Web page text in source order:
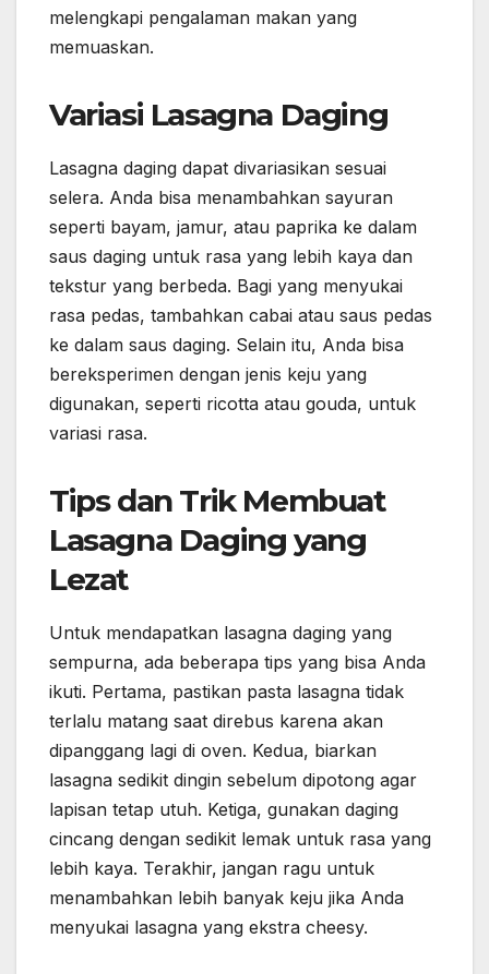
melengkapi pengalaman makan yang
memuaskan.
Variasi Lasagna Daging
Lasagna daging dapat divariasikan sesuai
selera. Anda bisa menambahkan sayuran
seperti bayam, jamur, atau paprika ke dalam
saus daging untuk rasa yang lebih kaya dan
tekstur yang berbeda. Bagi yang menyukai
rasa pedas, tambahkan cabai atau saus pedas
ke dalam saus daging. Selain itu, Anda bisa
bereksperimen dengan jenis keju yang
digunakan, seperti ricotta atau gouda, untuk
variasi rasa.
Tips dan Trik Membuat
Lasagna Daging yang
Lezat
Untuk mendapatkan lasagna daging yang
sempurna, ada beberapa tips yang bisa Anda
ikuti. Pertama, pastikan pasta lasagna tidak
terlalu matang saat direbus karena akan
dipanggang lagi di oven. Kedua, biarkan
lasagna sedikit dingin sebelum dipotong agar
lapisan tetap utuh. Ketiga, gunakan daging
cincang dengan sedikit lemak untuk rasa yang
lebih kaya. Terakhir, jangan ragu untuk
menambahkan lebih banyak keju jika Anda
menyukai lasagna yang ekstra cheesy.